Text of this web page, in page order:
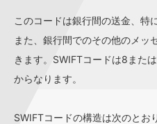
このコードは銀行間の送金、特
また、銀行間でのその他のメッ
きます。SWIFTコードは8また
からなります。
SWIFTコードの構造は次のとお